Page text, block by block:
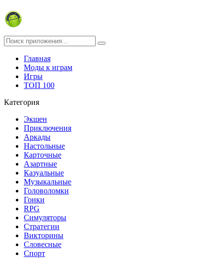
Главная
Моды к играм
Игры
ТОП 100
Категория
Экшен
Приключения
Аркады
Настольные
Карточные
Азартные
Казуальные
Музыкальные
Головоломки
Гонки
RPG
Симуляторы
Стратегии
Викторины
Словесные
Спорт